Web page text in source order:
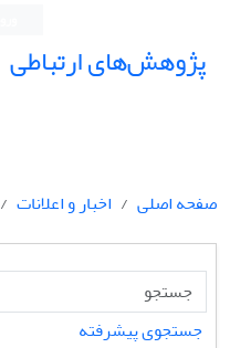
پژوهش‌های ارتباطی
صفحه اصلی اخبار و اعلانات
جستجوی پیشرفته